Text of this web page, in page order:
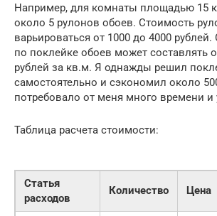
Например, для комнаты площадью 15
около 5 рулонов обоев. Стоимость
варьироваться от 1000 до 4000
по поклейке обоев может составлять
рублей за кв.м. Я однажды решил
самостоятельно и сэкономил около
потребовало от меня много времени и
Таблица расчета стоимости:
Статья
расходов
Количество Цена